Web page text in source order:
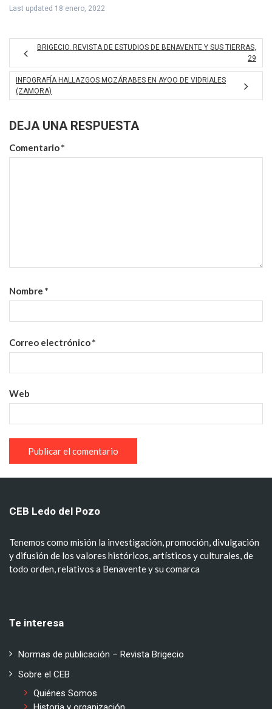
Last updated 18 enero, 2022
BRIGECIO. REVISTA DE ESTUDIOS DE BENAVENTE Y SUS TIERRAS,
29
INFOGRAFÍA HALLAZGOS MOZÁRABES EN AYOO DE VIDRIALES
(ZAMORA)
DEJA UNA RESPUESTA
Comentario*
Nombre *
Correo electrónico*
Web
CEB Ledo del Pozo
Tenemos como misión la investigación, promoción, divulgación
y difusión de los valores históricos, artísticos y culturales, de
todo orden, relativos a Benavente y su comarca
Te interesa
Normas de publicación – Revista Brigecio
Sobre el CEB
Quiénes Somos